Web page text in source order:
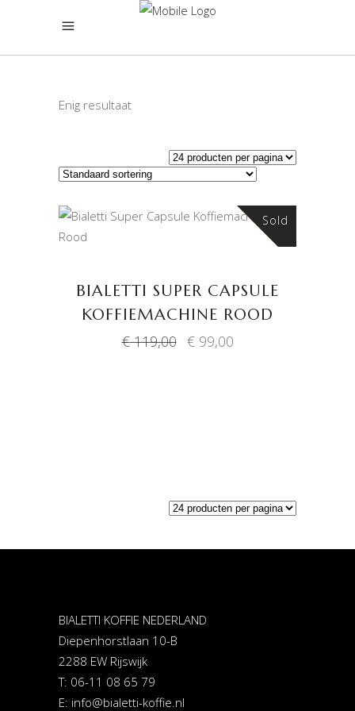
Enig resultaat
Sale
Sold
BIALETTI SUPER CAPSULE
KOFFIEMACHINE ROOD
€119,00 Oorspronkelijke
€99,00Huidige
BIALETTI KOFFIE NEDERLAND
Diepenhorstlaan 10-B
2288 EW Rijswijk
T: 06-11 08 65 79
E: info@bialetti-koffie.nl